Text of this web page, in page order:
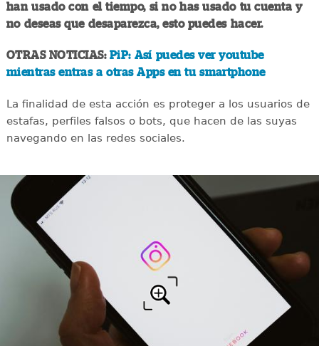
han usado con el tiempo, si no has usado tu cuenta y
no deseas que desaparezca, esto puedes hacer.
OTRAS NOTICIAS: PiP: Así puedes ver youtube
mientras entras a otras Apps en tu smartphone
La finalidad de esta acción es proteger a los usuarios de
estafas, perfiles falsos o bots, que hacen de las suyas
navegando en las redes sociales.